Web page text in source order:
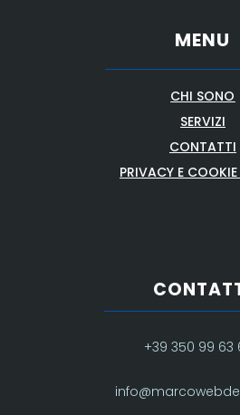
MENU
CHI SONO
SERVIZI
CONTATTI
PRIVACY E
+39 350 99 63